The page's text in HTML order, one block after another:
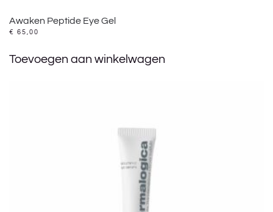
Awaken Peptide Eye Gel
€ 65,00
Toevoegen aan winkelwagen